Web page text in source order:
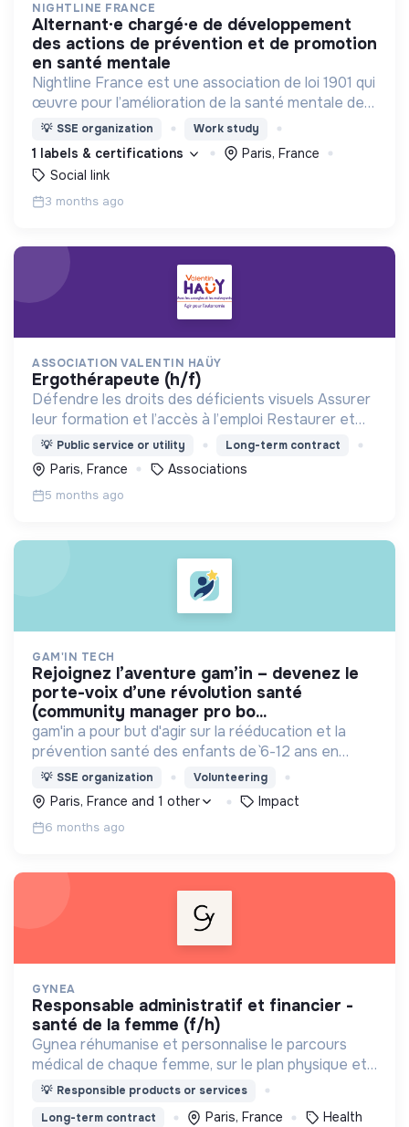
NIGHTLINE FRANCE
alternant·e chargé⸱e de développement
des actions de prévention et de promotion
en santé mentale
Nightline France est une association de loi 1901 qui
œuvre pour l’amélioration de la santé mentale des
jeunes et en particulier des étudiant·e·s en
agissant à l'échelle individuelle et collective.
💡 SSE organization Work study
1 labels & certifications
Paris, France
Social link
3 months ago
ASSOCIATION VALENTIN HAÜY
ergothérapeute (h/f)
Défendre les droits des déficients visuels Assurer
leur formation et l’accès à l’emploi Restaurer et
développer leur autonomie Proposer des activités
culturelles, sportives et de loisirs accessibles
💡 Public service or utility Long-term contract
Paris, France Associations
5 months ago
GAM'IN TECH
rejoignez l’aventure gam’in – devenez le
porte-voix d’une révolution santé
(community manager pro bo...
gam'in a pour but d'agir sur la rééducation et la
prévention santé des enfants de `6-12 ans en
utilisant le jeux et les univers naratifs dans un
univers de gamification dans le monde reel
💡 SSE organization Volunteering
Paris, France and 1 other Impact
6 months ago
GYNEA
responsable administratif et financier -
santé de la femme (f/h)
Gynea réhumanise et personnalise le parcours
médical de chaque femme, sur le plan physique et
mental.
💡 Responsible products or services
Long-term contract
Paris, France Health